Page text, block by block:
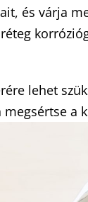
és várja
lehet
megsértse a